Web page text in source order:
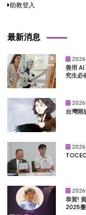
助教登入
最新消息
善用
究生必
台灣開
恭賀!
2025